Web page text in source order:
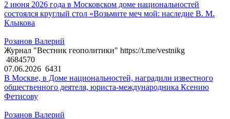
2 июня 2026 года в Московском доме национальностей
состоялся круглый стол «Возьмите меч мой: наследие В. М.
Клыкова
Розанов Валерий
Журнал "Вестник геополитики" https://t.me/vestnikg
4684570
07.06.2026 6431
В Москве, в Доме национальностей, наградили известного
общественного деятеля, юриста-международника Ксению
Фетисову
Розанов Валерий